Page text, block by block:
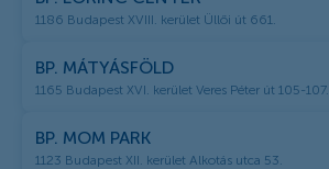
1186 Budapest XVIII. kerület Üllői út 661.
BP. MÁTYÁSFÖLD
1165 Budapest XVI. kerület Veres Péter út 105-107.
BP. MOM PARK
1123 Budapest XII. kerület Alkotás utca 53.